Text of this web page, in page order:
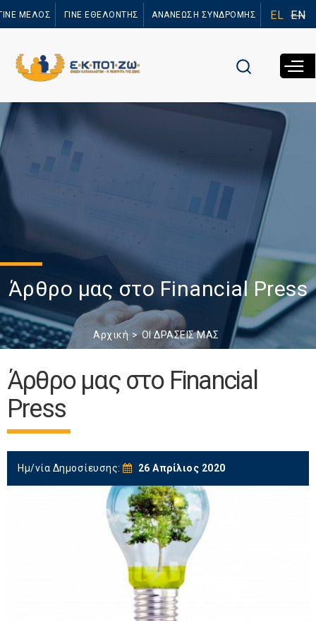
προς το
ΜΕΛΟΣ ΓΙΝΕ ΕΘΕΛΟΝΤΗΣ ΑΝΑΝΕΩΣΗ ΣΥΝΔΡΟΜΗΣ EL EN
Άρθρο μας στο Financial Press
Αρχική ΟΙ ΔΡΑΣΕΙΣ ΜΑΣ
Άρθρο μας στο Financial
Press
Ημ/νία Δημοσίευσης: 26 Απρίλιος 2020